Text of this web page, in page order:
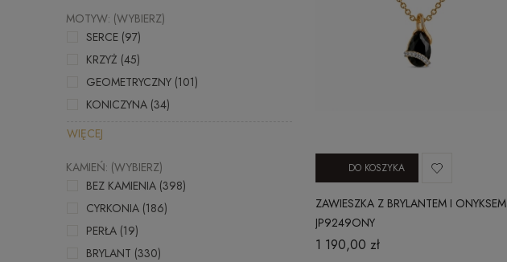
MOTYW: (WYBIERZ)
SERCE (97)
KRZYŻ (45)
GEOMETRYCZNY (101)
KONICZYNA (34)
WIĘCEJ
KAMIEŃ: (WYBIERZ)
BEZ KAMIENIA (398)
CYRKONIA (186)
PERŁA (19)
BRYLANT (330)
ZAWIESZKA Z BRYLANTEM I ONYKSEM
JP9249ONY
1 190,00 zł
DO KOSZYKA